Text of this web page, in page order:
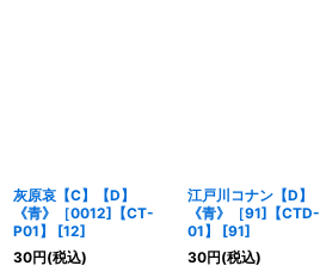
灰原哀【C】【D】
《青》［0012]【CT-
P01】
[12]
30円(税込)
江戸川コナン【D】
《青》［91]【CTD-
01】
[91]
30円(税込)